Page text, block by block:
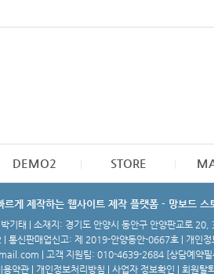
DEMO2 STORE
르게 제작하는 웹사이트 제작 플랫폼 - 망보드 스
기태 | 소재지: 경기도 안양시 동안구 안양판교로
통신판매업신고: 제 2019-안양동안-0667호 | 개인정
| 고객 지원팀: 010-4639-2684 [상담예약
용약관 개인정보처리방침 사업자 정보확인 회원탈퇴